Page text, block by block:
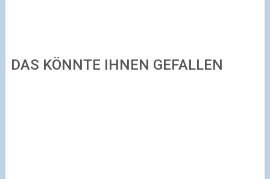
DAS KÖNNTE IHNEN GEFALLEN